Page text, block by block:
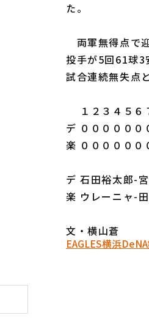
た。
両軍無得点で
投手が5回61球3
試合連続無失点
１２３４５６
デ ００００００
楽 ００００００
デ 石田裕太郎-
楽 ウレーニャ-
文・横山蒼
EAGLES横浜DeNA